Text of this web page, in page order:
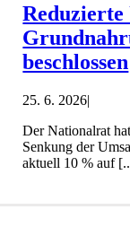
Reduzierte
beschlossen
25. 6. 2026|
Der Nationalrat
Senkung der
aktuell 10 % auf